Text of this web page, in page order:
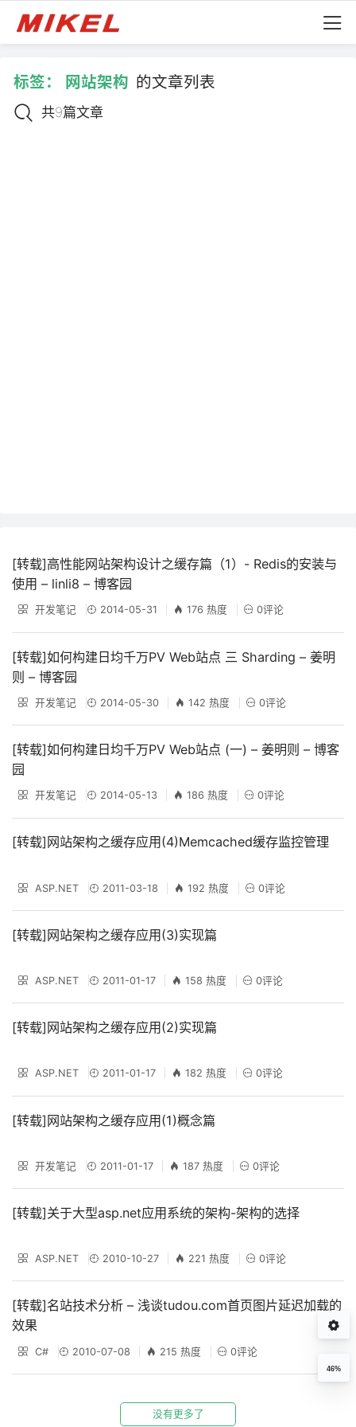
标签： 网站架构 的文章列表
共9篇文章
[转载]高性能网站架构设计之缓存篇（1）- Redis的安装与
使用 – linli8 – 博客园
开发笔记 2014-05-31 176 热度 0评论
[转载]如何构建日均千万PV Web站点 三 Sharding – 姜明
则 – 博客园
开发笔记 2014-05-30 142 热度 0评论
[转载]如何构建日均千万PV Web站点 (一) – 姜明则 – 博客
园
开发笔记 2014-05-13 186 热度 0评论
[转载]网站架构之缓存应用(4)Memcached缓存监控管理
ASP.NET 2011-03-18 192 热度 0评论
[转载]网站架构之缓存应用(3)实现篇
ASP.NET 2011-01-17 158 热度 0评论
[转载]网站架构之缓存应用(2)实现篇
ASP.NET 2011-01-17 182 热度 0评论
[转载]网站架构之缓存应用(1)概念篇
开发笔记 2011-01-17 187 热度 0评论
[转载]关于大型asp.net应用系统的架构-架构的选择
ASP.NET 2010-10-27 221 热度 0评论
[转载]名站技术分析 – 浅谈tudou.com首页图片延迟加载的
效果
C# 2010-07-08 215 热度 0评论
没有更多了
46%